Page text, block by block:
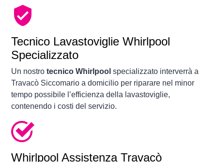
Tecnico Lavastoviglie Whirlpool
Specializzato
Un nostro tecnico Whirlpool specializzato interverrà a
Travacò Siccomario a domicilio per riparare nel minor
tempo possibile l’efficienza della lavastoviglie,
contenendo i costi del servizio.
Whirlpool Assistenza Travacò